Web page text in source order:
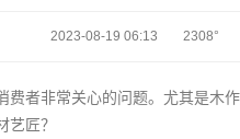
2023-08-19 06:13 2308°
费者非常关心的问题。尤其是木
艺匠？